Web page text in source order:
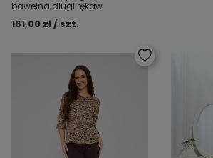
bawełna długi rękaw
161,00 zł / szt.